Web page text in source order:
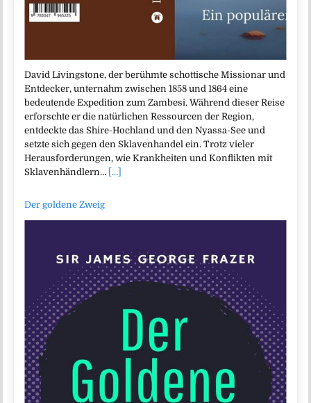
David Livingstone, der berühmte schottische Missionar und
Entdecker, unternahm zwischen 1858 und 1864 eine
bedeutende Expedition zum Zambesi. Während dieser Reise
erforschte er die natürlichen Ressourcen der Region,
entdeckte das Shire-Hochland und den Nyassa-See und
setzte sich gegen den Sklavenhandel ein. Trotz vieler
Herausforderungen, wie Krankheiten und Konflikten mit
Sklavenhändlern… [...]
Der goldene Zweig